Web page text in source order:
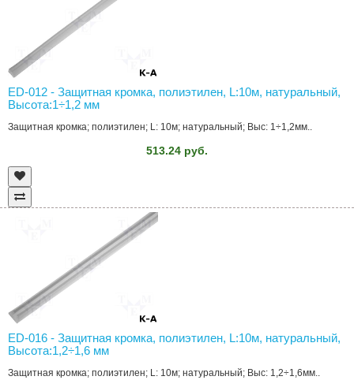
ED-012 - Защитная кромка, полиэтилен, L:10м, натуральный,
Высота:1÷1,2 мм
Защитная кромка; полиэтилен; L: 10м; натуральный; Выс: 1÷1,2мм..
513.24 руб.
ED-016 - Защитная кромка, полиэтилен, L:10м, натуральный,
Высота:1,2÷1,6 мм
Защитная кромка; полиэтилен; L: 10м; натуральный; Выс: 1,2÷1,6мм..